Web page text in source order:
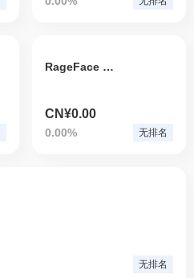
RageFace Coin
CN¥0.00
0.00% 无排名
无排名